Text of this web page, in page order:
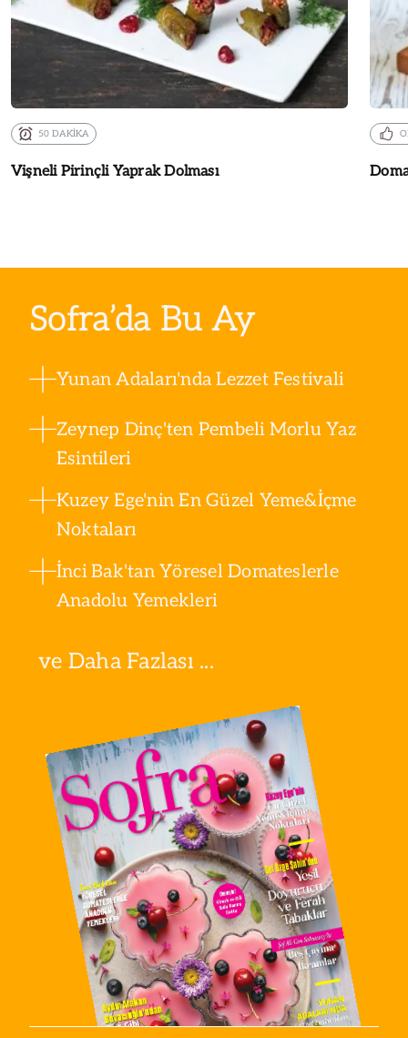
50 DAKİKA
Vişneli Pirinçli Yaprak Dolması
Sofra’da Bu Ay
Yunan Adaları'nda Lezzet Festivali
Zeynep Dinç'ten Pembeli Morlu Yaz
Esintileri
Kuzey Ege'nin En Güzel Yeme&İçme
Noktaları
İnci Bak'tan Yöresel Domateslerle
Anadolu Yemekleri
ve Daha Fazlası ...